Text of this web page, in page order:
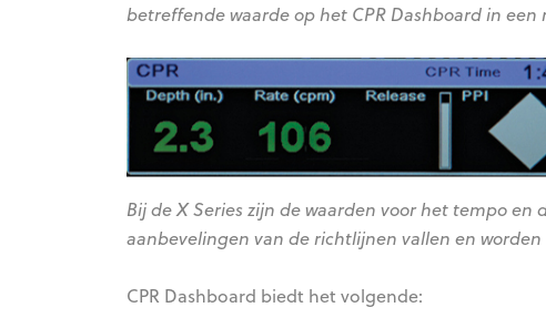
betreffende waarde op het CPR Dashboard in een
Bij de X Series zijn de waarden voor het tempo
aanbevelingen van de richtlijnen vallen en
CPR Dashboard biedt het volgende: